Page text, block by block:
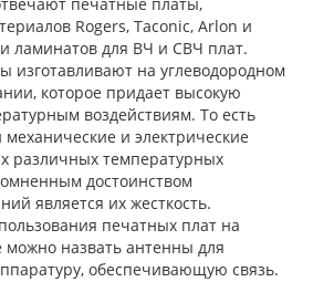
Rogers, Taconic, Arlon и
ламинатов для ВЧ и СВЧ плат.
изготавливают на углеводородном
которое придает высокую
воздействиям. То есть
механические и электрические
различных температурных
достоинством
является их жесткость.
печатных плат на
можно назвать антенны для
обеспечивающую связь.